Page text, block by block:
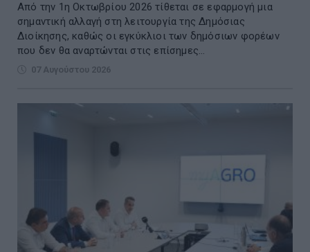
Από την 1η Οκτωβρίου 2026 τίθεται σε εφαρμογή μια
σημαντική αλλαγή στη λειτουργία της Δημόσιας
Διοίκησης, καθώς οι εγκύκλιοι των δημόσιων φορέων
που δεν θα αναρτώνται στις επίσημες...
07 Αυγούστου 2026